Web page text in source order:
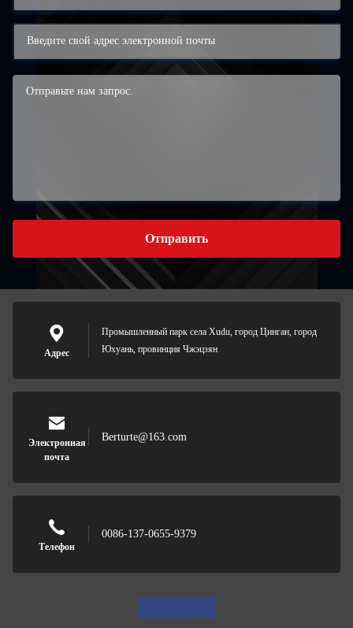
Отправить
Адрес
Промышленный парк села Xudu, город Цинган, город
Юхуань, провинция Чжэцзян
Электронная
почта
Berturte@163.com
Телефон
0086-137-0655-9379